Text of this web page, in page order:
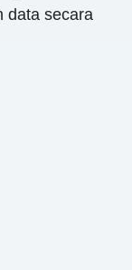
data secara